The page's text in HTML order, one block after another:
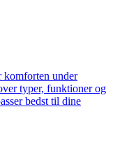
komforten under
typer, funktioner og
bedst til dine